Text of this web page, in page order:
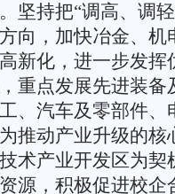
坚持把“调高、调
向，加快冶金、机
新化，进一步发挥
重点发展先进装备
、汽车及零部件、
推动产业升级的核
术产业开发区为契
源，积极促进校企